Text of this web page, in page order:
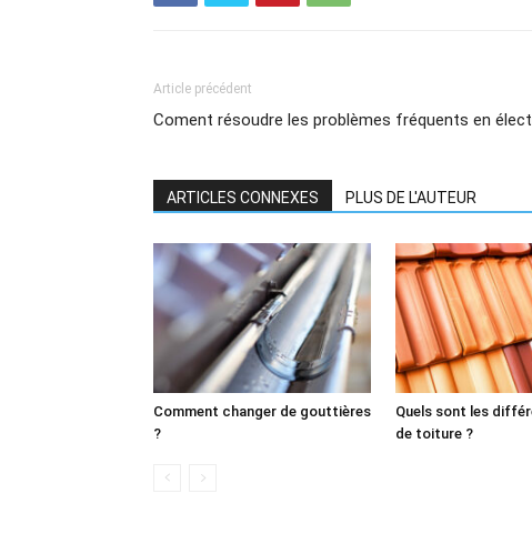
Article précédent
Coment résoudre les problèmes fréquents en
ARTICLES CONNEXES PLUS DE L'AUTEUR
Comment changer de gouttières
?
Quels sont les
de toiture ?